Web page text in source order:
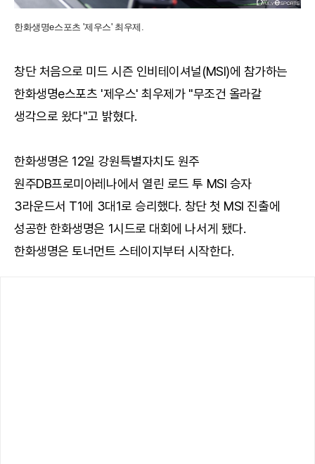
한화생명e스포츠 '제우스' 최우제.
창단 처음으로 미드 시즌 인비테이셔널(MSI)에 참가하는
한화생명e스포츠 '제우스' 최우제가 "무조건 올라갈
생각으로 왔다"고 밝혔다.
한화생명은 12일 강원특별자치도 원주
원주DB프로미아레나에서 열린 로드 투 MSI 승자
3라운드서 T1에 3대1로 승리했다. 창단 첫 MSI 진출에
성공한 한화생명은 1시드로 대회에 나서게 됐다.
한화생명은 토너먼트 스테이지부터 시작한다.